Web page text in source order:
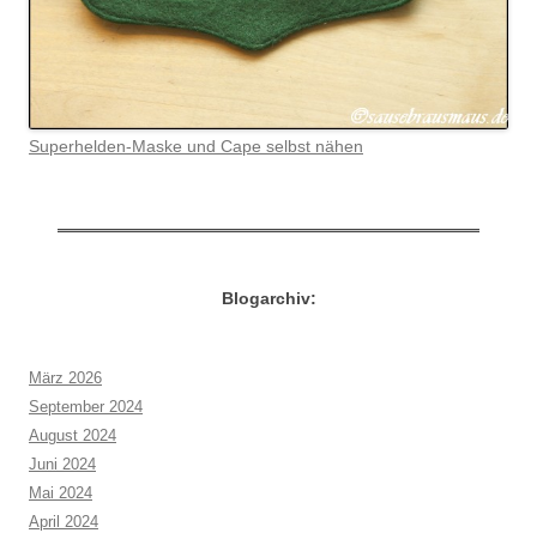
Superhelden-Maske und Cape selbst nähen
Blogarchiv:
März 2026
September 2024
August 2024
Juni 2024
Mai 2024
April 2024